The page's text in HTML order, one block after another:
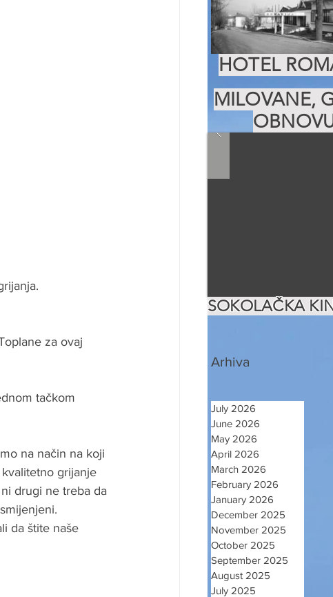
za ovaj
tačkom
na način na koji
grijanje
drugi ne treba da
da štite naše
HOTEL
SOKOLAČKA
July 2026
June 2026
May 2026
April 2026
March 2026
February 2026
January 2026
December 2025
November 2025
October 2025
September 2025
August 2025
July 2025
Arhiva
MILOVANE,